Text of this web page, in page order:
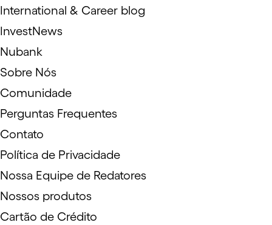
International & Career blog
InvestNews
Nubank
Sobre Nós
Comunidade
Perguntas Frequentes
Contato
Política de Privacidade
Nossa Equipe de Redatores
Nossos produtos
Cartão de Crédito